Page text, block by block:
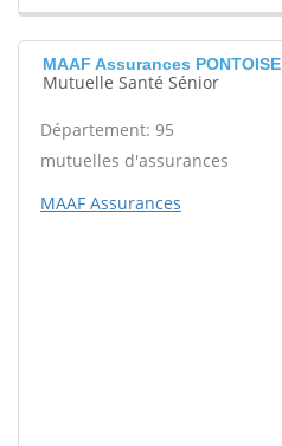
MAAF Assurances PONTOISE
Mutuelle Santé Sénior
Département: 95
mutuelles d'assurances
MAAF Assurances